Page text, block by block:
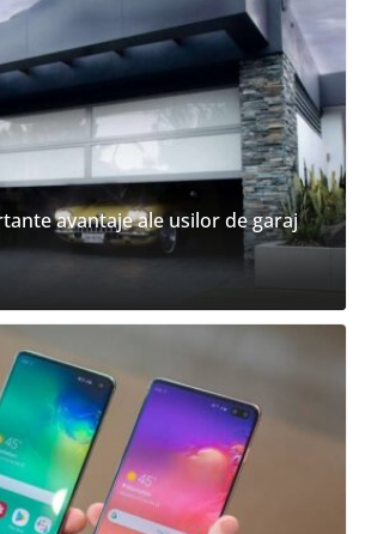
avantaje ale usilor de garaj